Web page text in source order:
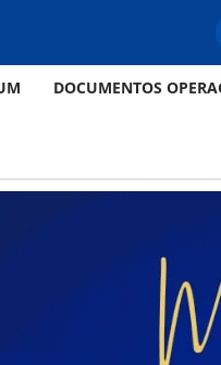
DOCUMENTOS